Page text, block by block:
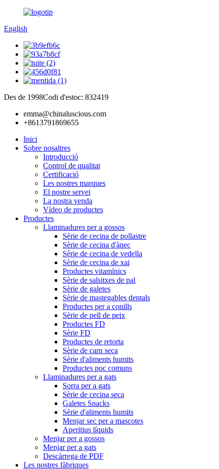
English
Des de 1998Codi d'estoc: 832419
emma@chinaluscious.com
+8613791869655
Inici
Sobre nosaltres
Introducció
Control de qualitat
Certificació
Les nostres marques
El nostre servei
La nostra venda
Vídeo de productes
Productes
Llaminadures per a gossos
Sèrie de cecina de pollastre
Sèrie de cecina d'ànec
Sèrie de cecina de vedella
Sèrie de cecina de xai
Productes vitamínics
Sèrie de salsitxes de pal
Sèrie de galetes
Sèrie de mastegables dentals
Productes per a conills
Sèrie de pell de peix
Productes FD
Sèrie FD
Productes de retorta
Sèrie de carn seca
Sèrie d'aliments humits
Productes poc comuns
Llaminadures per a gats
Sorra per a gats
Sèrie de cecina seca
Galetes Snacks
Sèrie d'aliments humits
Menjar sec per a mascotes
Aperitius líquids
Menjar per a gossos
Menjar per a gats
Descàrrega de PDF
Les nostres fàbriques